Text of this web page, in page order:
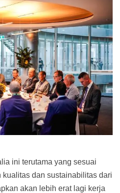
ini terutama yang sesuai
dan sustainabilitas dari
akan lebih erat lagi kerja